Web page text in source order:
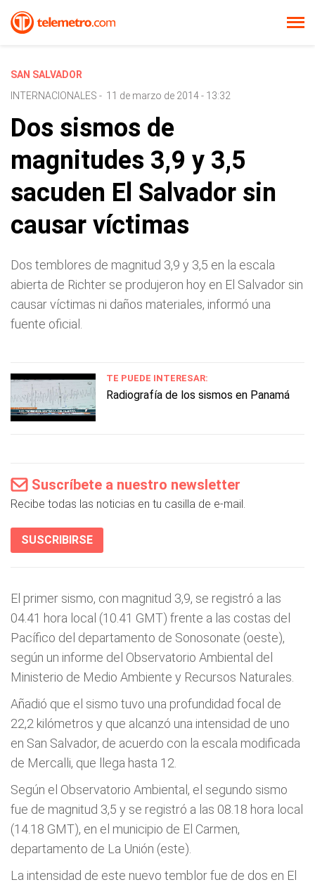
SAN SALVADOR
INTERNACIONALES - 11 de marzo de 2014 - 13:32
Dos sismos de
magnitudes 3,9 y 3,5
sacuden El Salvador sin
causar víctimas
Dos temblores de magnitud 3,9 y 3,5 en la escala
abierta de Richter se produjeron hoy en El Salvador sin
causar víctimas ni daños materiales, informó una
fuente oficial.
TE PUEDE INTERESAR:
Radiografía de los sismos en Panamá
Suscríbete a nuestro newsletter
Recibe todas las noticias en tu casilla de e-mail.
SUSCRIBIRSE
El primer sismo, con magnitud 3,9, se registró a las
04.41 hora local (10.41 GMT) frente a las costas del
Pacífico del departamento de Sonosonate (oeste),
según un informe del Observatorio Ambiental del
Ministerio de Medio Ambiente y Recursos Naturales.
Añadió que el sismo tuvo una profundidad focal de
22,2 kilómetros y que alcanzó una intensidad de uno
en San Salvador, de acuerdo con la escala modificada
de Mercalli, que llega hasta 12.
Según el Observatorio Ambiental, el segundo sismo
fue de magnitud 3,5 y se registró a las 08.18 hora local
(14.18 GMT), en el municipio de El Carmen,
departamento de La Unión (este).
La intensidad de este nuevo temblor fue de dos en El